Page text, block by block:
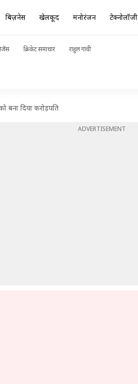
बिज़नेस खेलकूद मनोरंजन टेक्नोलॉजी
क्रिकेट समाचार राहुल गांधी
बना दिया करोड़पति
ADVERTISEMENT